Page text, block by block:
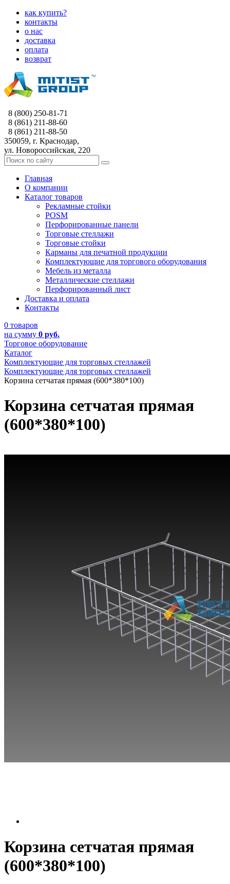
как купить?
контакты
о нас
доставка
оплата
возврат
8 (800) 250-81-71
8 (861) 211-88-60
8 (861) 211-88-50
350059, г. Краснодар,
ул. Новороссийская, 220
Главная
О компании
Каталог товаров
Рекламные стойки
POSM
Перфорированные панели
Торговые стеллажи
Торговые стойки
Карманы для печатной продукции
Комплектующие для торгового оборудования
Мебель из металла
Металлические стеллажи
Перфорированный лист
Доставка и оплата
Контакты
0 товаров
на сумму 0 руб.
Торговое оборудование
Каталог
Комплектующие для торговых стеллажей
Комплектующие для торговых стеллажей
Корзина сетчатая прямая (600*380*100)
Корзина сетчатая прямая
(600*380*100)
Корзина сетчатая прямая
(600*380*100)